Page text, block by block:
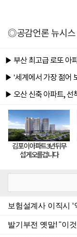
◎공감언론 뉴시스